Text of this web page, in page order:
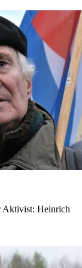
Aktivist: Heinrich